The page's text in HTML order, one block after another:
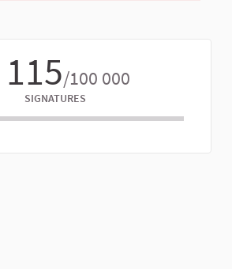
/100 000
SIGNATURES